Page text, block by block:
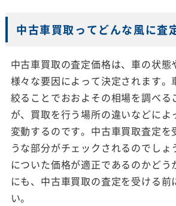
中古車買取ってどんな風に査
中古車買取の査定価格は、車の状態
様々な要因によって決定されます。
絞ることでおおよその相場を調べる
が、買取を行う場所の違いなどによ
変動するのです。中古車買取査定を
うな部分がチェックされるのでしょ
についた価格が適正であるのかどう
にも、中古車買取の査定を受ける前
い。